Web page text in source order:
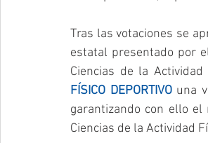
Tras las votaciones se
estatal presentado por
Ciencias de la
FÍSICO DEPORTIVO una
garantizando con ello
Ciencias de la Actividad